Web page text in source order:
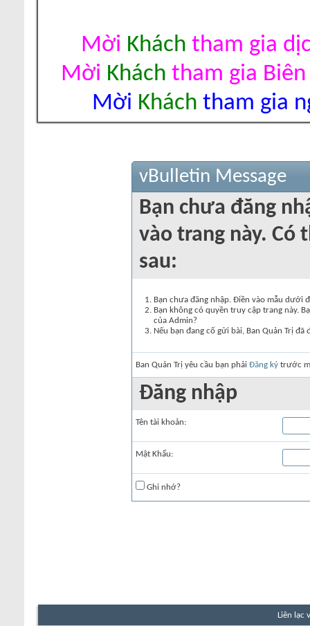
Mời Khách tham gia
Mời Khách tham gia
Mời Khách tham gia
vBulletin Message
Bạn chưa đăng
vào trang này. Có
sau:
Bạn chưa đăng nhập. Điền vào mẫu dưới
Bạn không có quyền truy cập trang này.
của Admin?
Nếu bạn đang cố gửi bài, Ban Quản Trị
Ban Quản Trị yêu cầu bạn phải Đăng ký trước
Đăng nhập
Tên tài khoản:
Mật Khẩu:
Ghi nhớ?
Liên lạc